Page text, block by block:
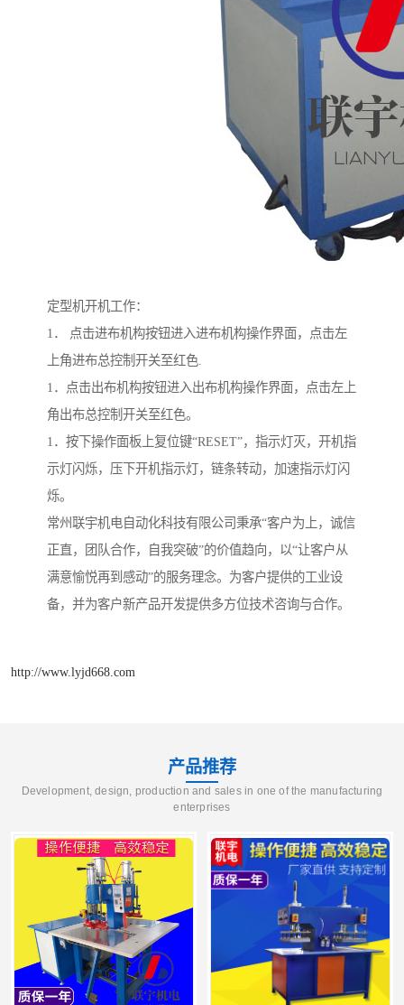
定型机开机工作：
1． 点击进布机构按钮进入进布机构操作界面，点击左
上角进布总控制开关至红色.
1．点击出布机构按钮进入出布机构操作界面，点击左上
角出布总控制开关至红色。
1．按下操作面板上复位键“RESET”，指示灯灭，开机指
示灯闪烁，压下开机指示灯，链条转动，加速指示灯闪
烁。
常州联宇机电自动化科技有限公司秉承“客户为上，诚信
正直，团队合作，自我突破”的价值趋向，以“让客户从
满意愉悦再到感动”的服务理念。为客户提供的工业设
备，并为客户新产品开发提供多方位技术咨询与合作。
http://www.lyjd668.com
产品推荐
Development, design, production and sales in one of the manufacturing
enterprises